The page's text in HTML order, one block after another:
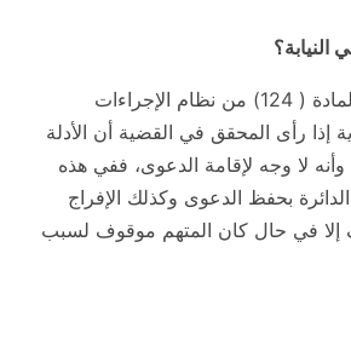
بحسب ما جاء في المادة ( 124) من نظام الإجراءات
إذا رأى المحقق في القضية أن الأدلة
وأنه لا وجه لإقامة الدعوى، ففي هذه
بحفظ الدعوى وكذلك الإفراج
إلا في حال كان المتهم موقوف لسبب